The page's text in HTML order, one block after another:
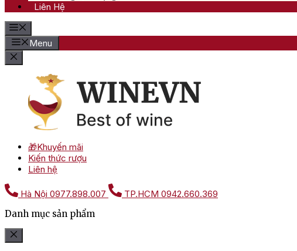
Liên Hệ
Menu
🎁Khuyến mãi
Kiến thức rượu
Liên hệ
Hà Nội 0977.898.007 TP.HCM 0942.660.369
Danh mục sản phẩm